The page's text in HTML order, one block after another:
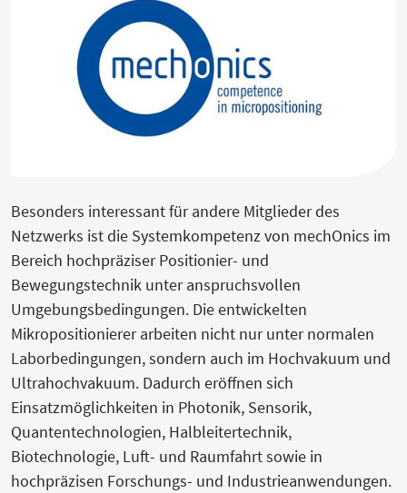
Besonders interessant für andere Mitglieder des
Netzwerks ist die Systemkompetenz von mechOnics im
Bereich hochpräziser Positionier- und
Bewegungstechnik unter anspruchsvollen
Umgebungsbedingungen. Die entwickelten
Mikropositionierer arbeiten nicht nur unter normalen
Laborbedingungen, sondern auch im Hochvakuum und
Ultrahochvakuum. Dadurch eröffnen sich
Einsatzmöglichkeiten in Photonik, Sensorik,
Quantentechnologien, Halbleitertechnik,
Biotechnologie, Luft- und Raumfahrt sowie in
hochpräzisen Forschungs- und Industrieanwendungen.
DualStrat (ausgelaufen)
KoTeBi (ausgelaufen)
progressivKI (ausgelaufen)
Social-Media-Sprechtage
Website-Check OWL